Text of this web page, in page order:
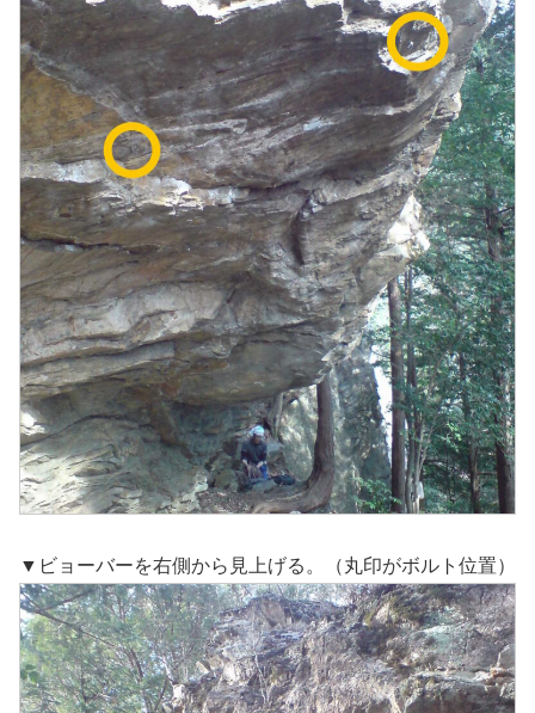
▼ビョーバーを右側から見上げる。（丸印がボルト位置）